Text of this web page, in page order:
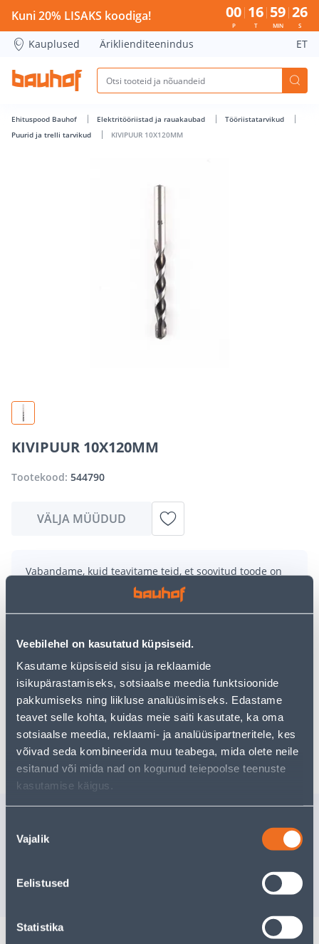
Veebilehel on kasutatud küpsiseid.
Kasutame küpsiseid sisu ja reklaamide
isikupärastamiseks, sotsiaalse meedia funktsioonide
pakkumiseks ning liikluse analüüsimiseks. Edastame
teavet selle kohta, kuidas meie saiti kasutate, ka oma
sotsiaalse meedia, reklaami- ja analüüsipartneritele, kes
võivad seda kombineerida muu teabega, mida olete neile
esitanud või mida nad on kogunud teiepoolse teenuste
kasutamise käigus.
valik
Vajalik
Eelistused
Statistika
KIVIPUUR 10X120MM - Bauhof has loaded
Kuni 20% LISAKS koodiga! 00
P
16
T
59
MIN
25
S
Kauplused Äriklienditeenindus ET
Ehituspood Bauhof Elektritööriistad ja rauakaubad
Tööriistatarvikud
Puurid ja trelli tarvikud
KIVIPUUR 10X120MM
KIVIPUUR 10X120MM
Tootekood: 544790
VÄLJA MÜÜDUD
Vabandame, kuid teavitame teid, et soovitud toode on
hetkel suure nõudluse tõttu ajutiselt otsas. Siiski
pakume suurepäraseid alternatiive samast
tootekategooriast, mis võivad teile sama palju rõõmu
Teie ostlemisrõõm ei pea aga siin lõppema - oma
kasutades meie võimsat otsingufunktsiooni, et leida
veelgi meelepärasemad valikuid. Head ostlemist!
Tarne pole võimalik
10TK
.76 €
sisselogitud